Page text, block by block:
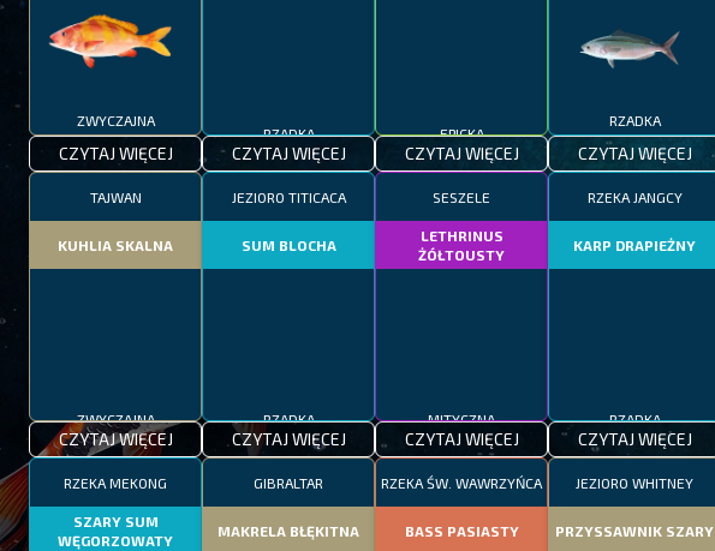
ZWYCZAJNA
CZYTAJ WIĘCEJ CZYTAJ WIĘCEJ CZYTAJ WIĘCEJ
RZADKA
CZYTAJ WIĘCEJ
TAJWAN
KUHLIA SKALNA
ZWYCZAJNA
CZYTAJ WIĘCEJ
JEZIORO TITICACA
SUM BLOCHA
CZYTAJ WIĘCEJ
SESZELE
LETHRINUS
ŻÓŁTOUSTY
MITYCZNA
CZYTAJ WIĘCEJ
RZEKA JANGCY
KARP DRAPIEŻNY
RZADKA
CZYTAJ WIĘCEJ
RZEKA MEKONG
SZARY SUM
WĘGORZOWATY
GIBRALTAR
MAKRELA BŁĘKITNA
RZEKA ŚW. WAWRZYŃCA
BASS PASIASTY
JEZIORO WHITNEY
PRZYSSAWNIK SZARY